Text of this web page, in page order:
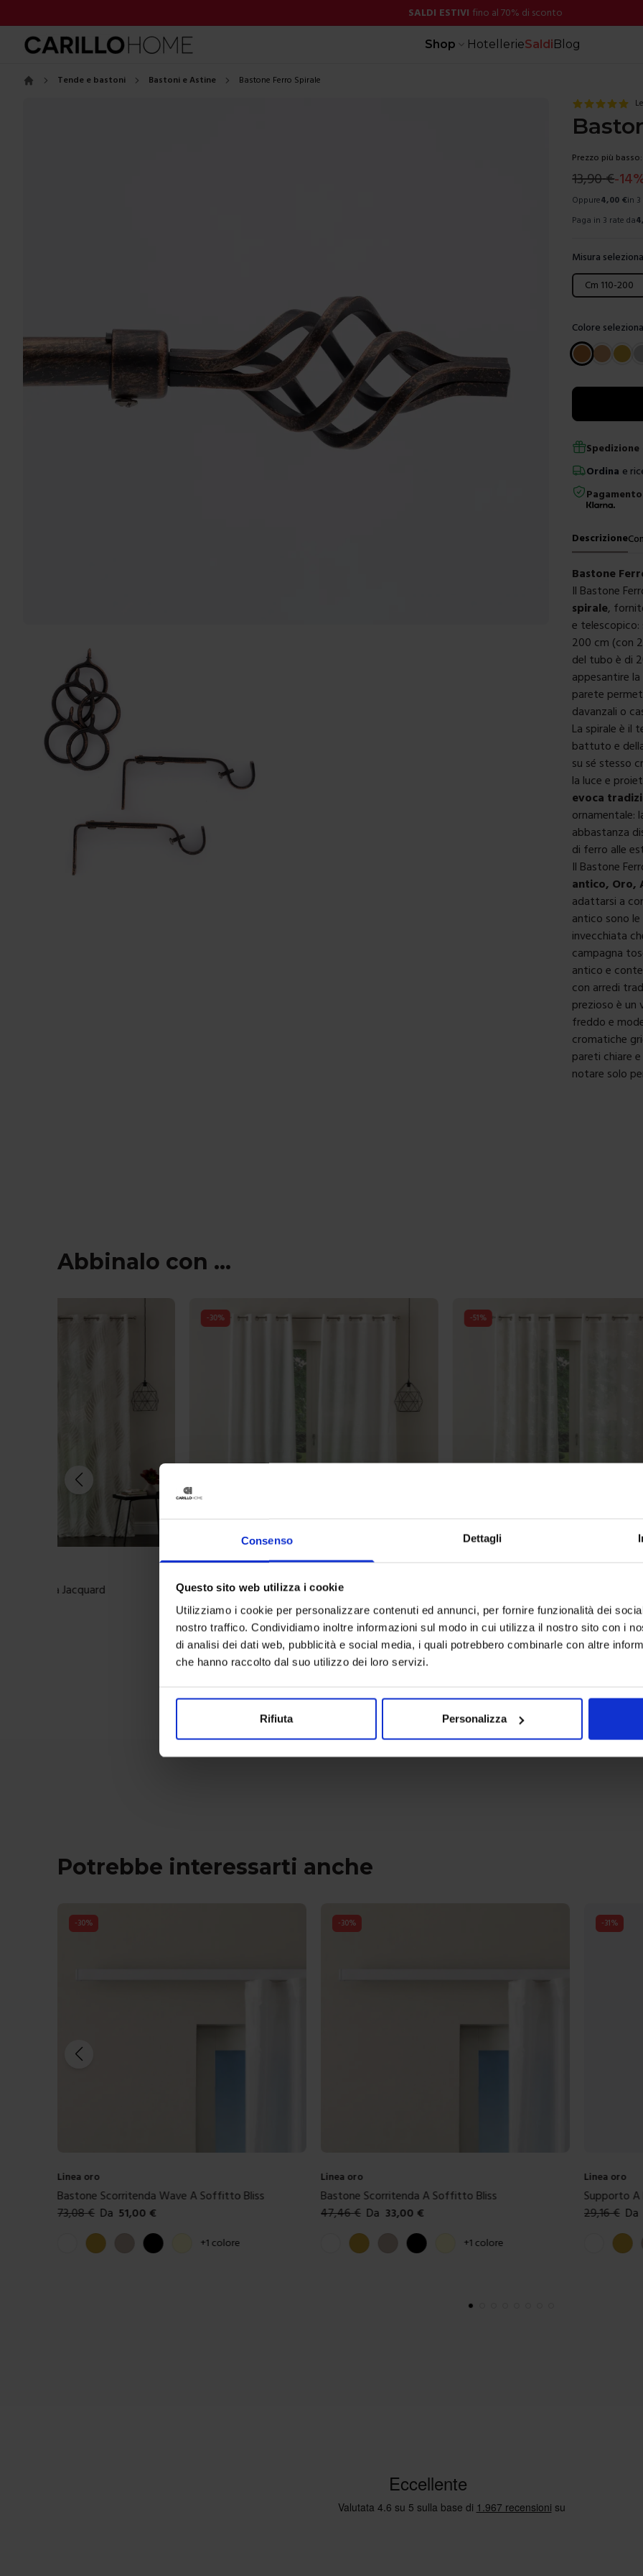
Consenso Dettagli
Questo sito web utilizza i cookie
Utilizziamo i cookie per personalizzare contenuti ed annunci, per fornire funzionalità dei
nostro traffico. Condividiamo inoltre informazioni sul modo in cui utilizza il nostro sito con i
di analisi dei dati web, pubblicità e social media, i quali potrebbero combinarle con altre
che hanno raccolto dal suo utilizzo dei loro servizi.
Rifiuta Personalizza
SALDI ESTIVI fino al 70% di sconto
Shop HotellerieSaldiBlog
Tende e bastoni Bastoni e Astine Bastone Ferro Spirale
Prezzo più basso:
13,90€-14
Oppure4,00 €in
Paga in 3 rate da
Misura
Scegli una
Cm 110-200
Colore
Scegli un colore
Ordina e
Descrizione
Bastone
Il Bastone
spirale,
e telescopico:
200 cm (con
del tubo è di
appesantire
parete
davanzali o
La spirale è il
battuto e
su sé stesso
la luce e
evoca
ornamentale:
abbastanza
di ferro alle
Il Bastone
antico, Oro,
adattarsi a
antico sono
invecchiata
campagna
antico e
con arredi
prezioso è un
freddo e
cromatiche
pareti chiare
notare solo
Abbinalo con ...
30%
Tenda Confezionata Flourish
- %
Tenda Confezionata Manila Jacquard
39,90 € Da 20,00 €
Colori disponibili
- %
29,90 € Da
Colori
Potrebbe interessarti anche
-30%
Linea oro
Bastone Scorritenda Wave A Soffitto Bliss
73,08€ Da 51,00 €
Colori disponibili
BiancoOro TortoraNero Crema+1 colore
-30%
Linea oro
Bastone Scorritenda A Soffitto Bliss
47,46€ Da 33,00 €
Colori disponibili
BiancoOro TortoraNero Crema+1 colore
-31%
Linea oro
Supporto A
29,16€ Da
Colori
BiancoOro